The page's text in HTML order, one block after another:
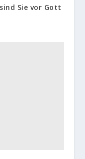
Sie vor Gott